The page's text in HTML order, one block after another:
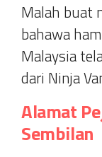
Malah buat
bahawa
Malaysia
dari Ninja
Alamat
Sembilan